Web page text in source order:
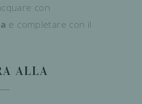
con
e completare con il
ALLA